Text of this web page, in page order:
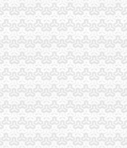
公示”
点工作
法
宣服务工作
案要案
先进集体